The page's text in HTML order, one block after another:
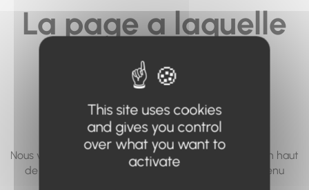
La page a laquelle
vous cherchez à
accéder n'existe
pas... ou plus.
Nous vous invitons à utiliser le moteur de recherche en haut
de page, ou à utiliser le menu pour trouver le contenu
This site uses cookies
and gives you control
over what you want to
activate